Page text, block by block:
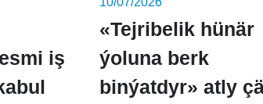
iş
«Tejribelik hünär
ýoluna berk
binýatdyr» atly